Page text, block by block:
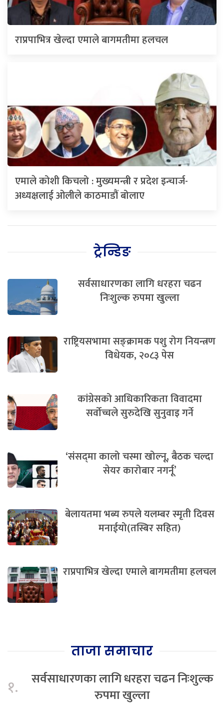
राप्रपाभित्र खेल्दा एमाले बागमतीमा हलचल
एमाले कोशी किचलो : मुख्यमन्त्री र प्रदेश इन्चार्ज-
अध्यक्षलाई ओलीले काठमाडौं बोलाए
ट्रेन्डिङ
सर्वसाधारणका लागि धरहरा चढन
निःशुल्क रुपमा खुल्ला
राष्ट्रियसभामा सङ्क्रामक पशु रोग नियन्त्रण
विधेयक, २०८३ पेस
कांग्रेसको आधिकारिकता विवादमा
सर्वोच्चले सुरुदेखि सुनुवाइ गर्ने
‘संसद्‍मा कालो चस्मा खोल्नू, बैठक चल्दा
सेयर कारोबार नगर्नू’
बेलायतमा भब्य रुपले यलम्बर स्मृती दिवस
मनाईयो(तस्बिर सहित)
राप्रपाभित्र खेल्दा एमाले बागमतीमा हलचल
ताजा समाचार
१.
सर्वसाधारणका लागि धरहरा चढन निःशुल्क
रुपमा खुल्ला